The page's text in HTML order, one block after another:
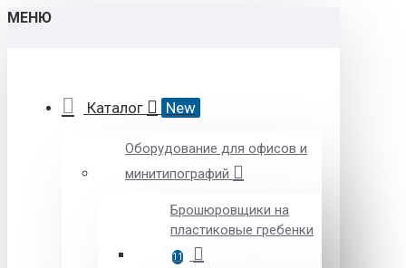
МЕНЮ
Каталог New
Оборудование для офисов и
минитипографий
Брошюровщики на
пластиковые гребенки
11